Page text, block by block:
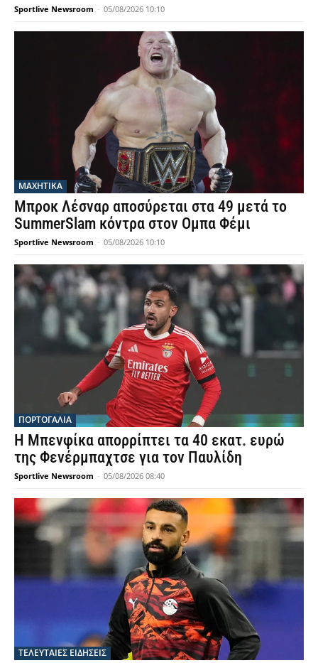
Sportlive Newsroom - 05/08/2026 10:10
ΜΑΧΗΤΙΚΑ
Μπροκ Λέσναρ αποσύρεται στα 49 μετά το
SummerSlam κόντρα στον Ομπα Φέμι
Sportlive Newsroom - 05/08/2026 10:10
ΠΟΡΤΟΓΑΛΙΑ
Η Μπενφίκα απορρίπτει τα 40 εκατ. ευρώ
της Φενέρμπαχτσε για τον Παυλίδη
Sportlive Newsroom - 05/08/2026 08:40
ΤΕΛΕΥΤΑΙΕΣ ΕΙΔΗΣΕΙΣ